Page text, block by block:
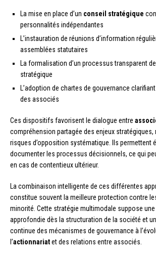
La mise en place d’un conseil stratégique
personnalités indépendantes
L’instauration de réunions d’information
assemblées statutaires
La formalisation d’un processus transparent
stratégique
L’adoption de chartes de gouvernance
des associés
Ces dispositifs favorisent le dialogue entre
compréhension partagée des enjeux stratégiques,
risques d’opposition systématique. Ils permettent
documenter les processus décisionnels, ce qui
en cas de contentieux ultérieur.
La combinaison intelligente de ces différentes
constitue souvent la meilleure protection contre
minorité. Cette stratégie multimodale suppose
approfondie dès la structuration de la société et
continue des mécanismes de gouvernance à
l’actionnariatet des relations entre associés.